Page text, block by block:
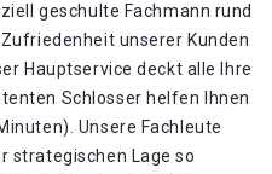
geschulte Fachmann rund
unserer Kunden
Hauptservice deckt alle Ihre
Schlosser helfen Ihnen
Unsere Fachleute
strategischen Lage so